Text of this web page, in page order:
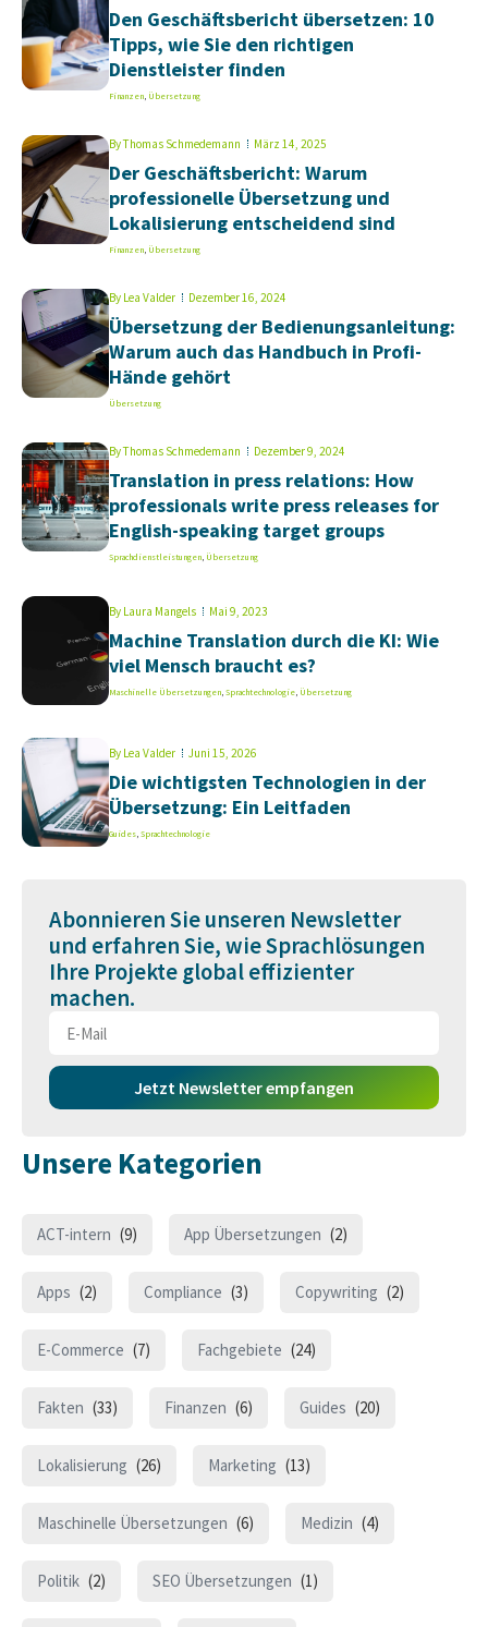
Den Geschäftsbericht übersetzen: 10
Tipps, wie Sie den richtigen
Dienstleister finden
Finanzen, Übersetzung
ByThomas Schmedemann März 14, 2025
Der Geschäftsbericht: Warum
professionelle Übersetzung und
Lokalisierung entscheidend sind
Finanzen, Übersetzung
By Lea Valder Dezember 16, 2024
Übersetzung der Bedienungsanleitung:
Warum auch das Handbuch in Profi-
Hände gehört
Übersetzung
ByThomas Schmedemann Dezember 9, 2024
Translation in press relations: How
professionals write press releases for
English-speaking target groups
Sprachdienstleistungen, Übersetzung
By Laura Mangels Mai 9, 2023
Machine Translation durch die KI: Wie
viel Mensch braucht es?
Maschinelle Übersetzungen,Sprachtechnologie, Übersetzung
By Lea Valder Juni 15, 2026
Die wichtigsten Technologien in der
Übersetzung: Ein Leitfaden
Guides,Sprachtechnologie
Abonnieren Sie unseren Newsletter
und erfahren Sie, wie Sprachlösungen
Ihre Projekte global effizienter
machen.
Jetzt Newsletter empfangen
Unsere Kategorien
ACT-intern (9) App Übersetzungen (2)
Apps (2) Compliance (3) Copywriting (2)
E-Commerce (7) Fachgebiete (24)
Fakten (33) Finanzen (6) Guides (20)
Lokalisierung (26) Marketing (13)
Maschinelle Übersetzungen (6) Medizin (4)
Politik (2) SEO Übersetzungen (1)